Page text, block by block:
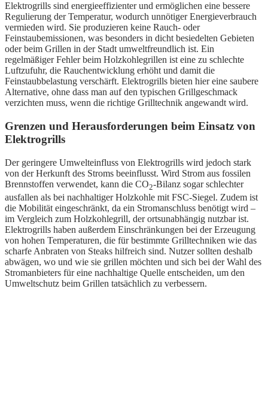
Elektrogrills sind energieeffizienter und ermöglichen eine bessere
Regulierung der Temperatur, wodurch unnötiger Energieverbrauch
vermieden wird. Sie produzieren keine Rauch- oder
Feinstaubemissionen, was besonders in dicht besiedelten Gebieten
oder beim Grillen in der Stadt umweltfreundlich ist. Ein
regelmäßiger Fehler beim Holzkohlegrillen ist eine zu schlechte
Luftzufuhr, die Rauchentwicklung erhöht und damit die
Feinstaubbelastung verschärft. Elektrogrills bieten hier eine saubere
Alternative, ohne dass man auf den typischen Grillgeschmack
verzichten muss, wenn die richtige Grilltechnik angewandt wird.
Grenzen und Herausforderungen beim Einsatz von
Elektrogrills
Der geringere Umwelteinfluss von Elektrogrills wird jedoch stark
von der Herkunft des Stroms beeinflusst. Wird Strom aus fossilen
Brennstoffen verwendet, kann die CO2-Bilanz sogar schlechter
ausfallen als bei nachhaltiger Holzkohle mit FSC-Siegel. Zudem ist
die Mobilität eingeschränkt, da ein Stromanschluss benötigt wird –
im Vergleich zum Holzkohlegrill, der ortsunabhängig nutzbar ist.
Elektrogrills haben außerdem Einschränkungen bei der Erzeugung
von hohen Temperaturen, die für bestimmte Grilltechniken wie das
scharfe Anbraten von Steaks hilfreich sind. Nutzer sollten deshalb
abwägen, wo und wie sie grillen möchten und sich bei der Wahl des
Stromanbieters für eine nachhaltige Quelle entscheiden, um den
Umweltschutz beim Grillen tatsächlich zu verbessern.